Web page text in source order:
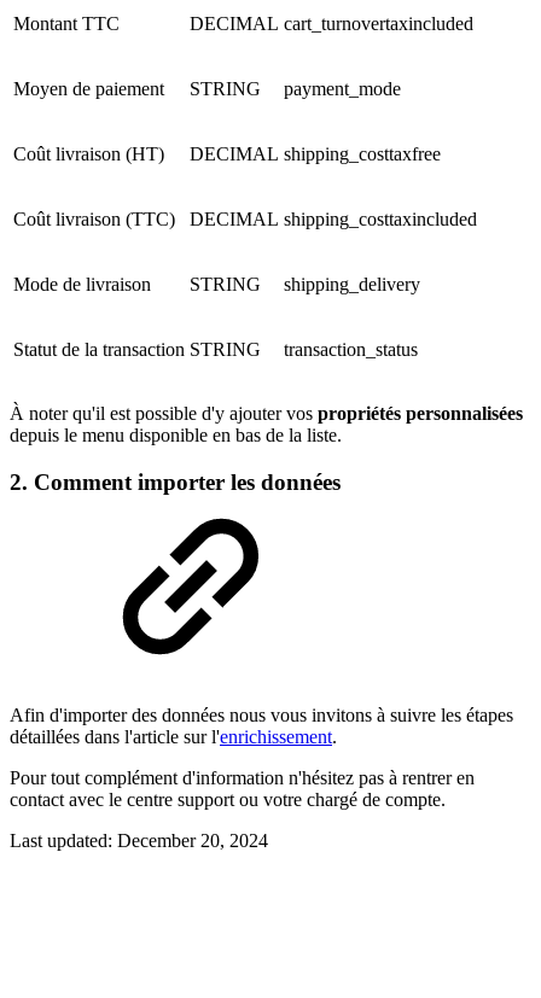
Montant TTC DECIMAL cart_turnovertaxincluded
Moyen de paiement STRING payment_mode
Coût livraison (HT) DECIMAL shipping_costtaxfree
Coût livraison (TTC) DECIMAL shipping_costtaxincluded
Mode de livraison STRING shipping_delivery
Statut de la transaction STRING transaction_status
À noter qu'il est possible d'y ajouter vos propriétés personnalisées
depuis le menu disponible en bas de la liste.
2. Comment importer les données
Afin d'importer des données nous vous invitons à suivre les étapes
détaillées dans l'article sur l'enrichissement.
Pour tout complément d'information n'hésitez pas à rentrer en
contact avec le centre support ou votre chargé de compte.
Last updated: December 20, 2024